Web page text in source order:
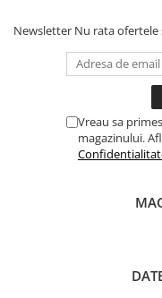
Newsletter Nu rata
Vreau sa
magazinului.